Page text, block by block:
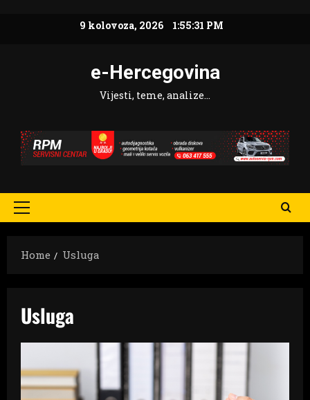
9 kolovoza, 2026 1:55:32 PM
e-Hercegovina
Vijesti, teme, analize…
Primary
Home
Usluga
Usluga